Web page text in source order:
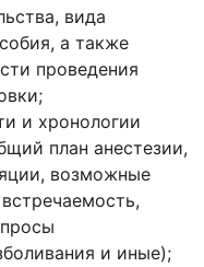
вида
а также
проведения
и хронологии
план анестезии,
возможные
и иные);